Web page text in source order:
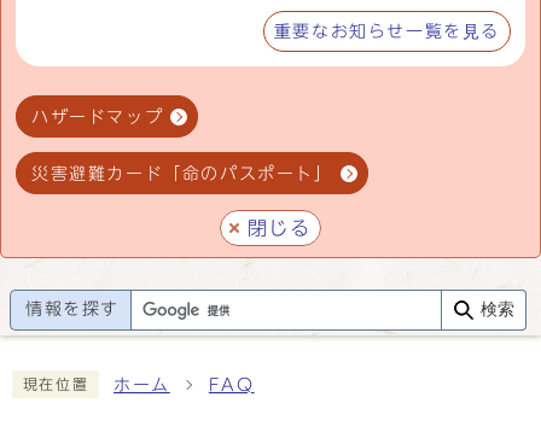
重要なお知らせ一覧を見る
ハザードマップ
災害避難カード「命のパスポート」
閉じる
情報を探す 検索
現在位置 ホーム FAQ